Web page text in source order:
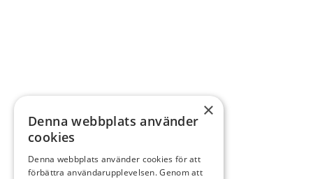
×
Denna webbplats använder
cookies
Denna webbplats använder cookies för att
förbättra användarupplevelsen. Genom att